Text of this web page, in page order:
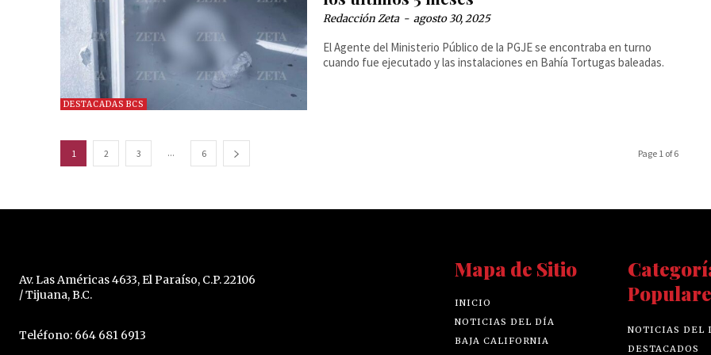
DESTACADAS BCS
Redacción Zeta - agosto 30, 2025
El Agente del Ministerio Público de la PGJE se encontraba en turno
cuando fue ejecutado y las instalaciones en Bahía Tortugas baleadas.
1 2 3 ... 6 Page 1 of 6
Av. Las Américas 4633, El Paraíso, C.P. 22106
/ Tijuana, B.C.
Teléfono: 664 681 6913
Mapa de Sitio
INICIO
NOTICIAS DEL DÍA
BAJA CALIFORNIA
NOTICIAS DEL
DESTACADOS